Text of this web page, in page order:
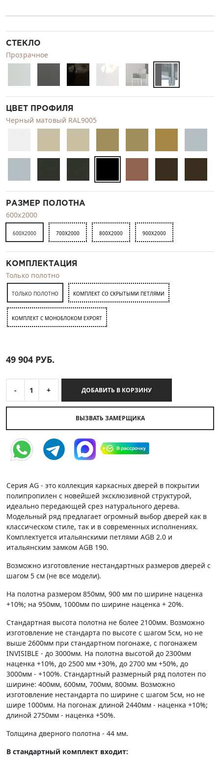
СТЕКЛО
Прозрачное
ЦВЕТ ПРОФИЛЯ
Черный матовый RAL9005
РАЗМЕР ПОЛОТНА
600x2000
600X2000 700X2000 800X2000 900X2000
КОМПЛЕКТАЦИЯ
Только полотно
ТОЛЬКО ПОЛОТНО КОМПЛЕКТ СО СКРЫТЫМИ ПЕТЛЯМИ
КОМПЛЕКТ C МОНОБЛОКОМ EXPORT
49 904 РУБ.
- 1 + ДОБАВИТЬ В КОРЗИНУ
ВЫЗВАТЬ ЗАМЕРЩИКА
Серия AG - это коллекция каркасных дверей в покрытии
полипропилен с новейшей эксклюзивной структурой,
идеально передающей срез натурального дерева.
Модельный ряд предлагает огромный выбор дверей как в
классическом стиле, так и в современных исполнениях.
Комплектуется итальянскими петлями AGB 2.0 и
итальянским замком AGB 190.
Возможно изготовление нестандартных размеров дверей с
шагом 5 см (не все модели).
На полотна размером 850мм, 900 мм по ширине наценка
+10%; на 950мм, 1000мм по ширине наценка + 20%.
Стандартная высота полотна не более 2100мм. Возможно
изготовление не стандарта по высоте с шагом 5см, но не
выше 2600мм при стандартном погонаже, с погонажем
INVISIBLE - до 3000мм. На полотна высотой до 2300мм
наценка +10%, до 2500 мм +30%, до 2700 мм +50%, до
3000мм - +100%. Стандартный размерный ряд полотен по
ширине: 400мм, 600мм, 700мм, 800мм. Возможно
изготовление нестандарта по ширине с шагом 5см, но не
шире 1000мм. На погонаж длиной 2440мм - наценка +10%;
длиной 2750мм - наценка +50%.
Толщина дверного полотна - 44 мм.
В стандартный комплект входит: